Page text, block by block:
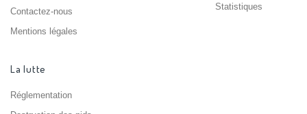
Contactez-nous
Mentions légales
Statistiques
La lutte
Réglementation